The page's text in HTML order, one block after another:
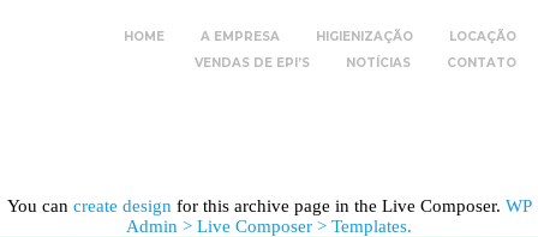
HOME A EMPRESA HIGIENIZAÇÃO
LOCAÇÃO
VENDAS DE EPI’S
NOTÍCIAS CONTATO
You can create design for this archive page in the Live Composer. WP
Admin > Live Composer > Templates.